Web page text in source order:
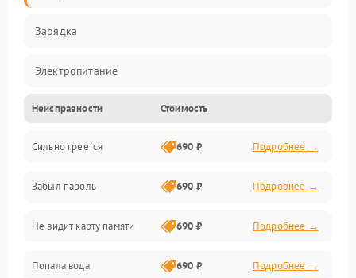
Зарядка
Электропитание
Экран и изображение
Дисплей
Экран (дисплей)
Связь
Разговор (микрофон, динамик)
Неисправности Стоимость
Сильно греется 690 ₽ Подробнее →
Забыл пароль 690 ₽ Подробнее →
Не видит карту памяти 690 ₽ Подробнее →
Попала вода 690 ₽ Подробнее →